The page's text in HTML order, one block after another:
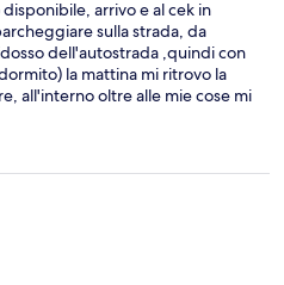
arrivo e al cek in
sulla strada, da
dell'autostrada ,quindi con
la mattina mi ritrovo la
all'interno oltre alle mie cose mi
ho reclamato con la
Italiani non andate vi